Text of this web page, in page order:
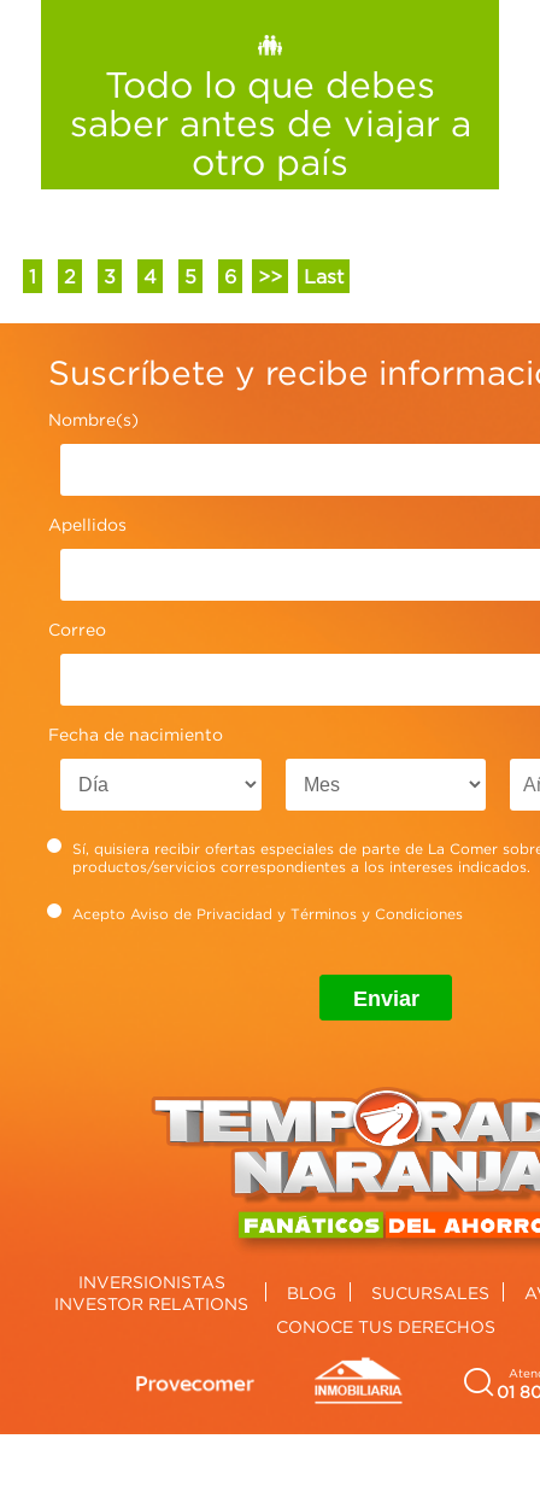
Todo lo que debes
saber antes de viajar a
otro país
1 2 3 4 5 6 >> Last
Suscríbete y recibe
Nombre(s)
Apellidos
Correo
Fecha de nacimiento
Sí, quisiera recibir ofertas especiales de parte de La Comer
productos/servicios correspondientes a los intereses indicados.
Acepto Aviso de Privacidad y Términos y Condiciones
INVERSIONISTAS
INVESTOR RELATIONS
BLOG SUCURSALES
CONOCE TUS DERECHOS
01